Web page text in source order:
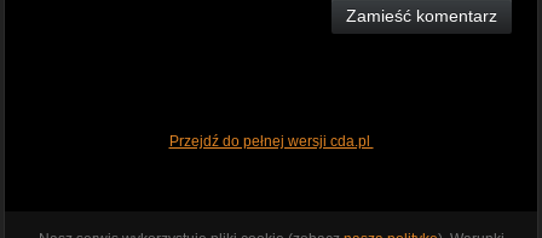
Zamieść komentarz
Przejdź do pełnej wersji cda.pl